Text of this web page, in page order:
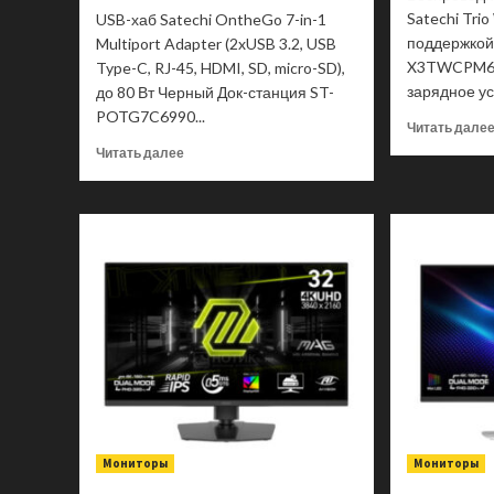
USB-хаб Satechi OntheGo 7-in-1
Multiport Adapter (2xUSB 3.2, USB
Type-C, RJ-45, HDMI, SD, micro-SD),
до 80 Вт Черный Док-станция ST-
POTG7C6990...
Читать далееПрочитать
USB-
7-
in-
Multiport
Adapter
(2xUSB
3.2,
USB
Satechi Trio
зарядное
Читать далее
Мониторы Мониторы